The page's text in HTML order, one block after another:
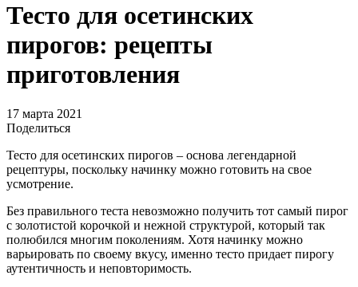
Тесто для осетинских
пирогов: рецепты
приготовления
17 марта 2021
Поделиться
Тесто для осетинских пирогов – основа легендарной
рецептуры, поскольку начинку можно готовить на свое
усмотрение.
Без правильного теста невозможно получить тот самый пирог
с золотистой корочкой и нежной структурой, который так
полюбился многим поколениям. Хотя начинку можно
варьировать по своему вкусу, именно тесто придает пирогу
аутентичность и неповторимость.